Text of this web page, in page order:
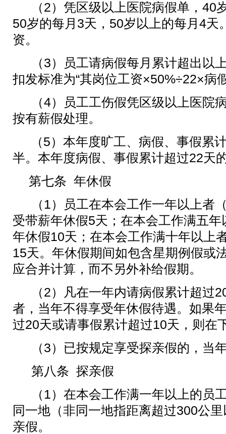
（2）凭区级以上医院病假单，40
50岁的每月 3天， 50岁以上的每月 4天
资。
（3）员工请病假每月累计超出以
扣发标准为“其岗位工资×50%÷22×病
（4）员工工伤假凭区级以上医院
按有薪假处理。
（5）本年度旷工、病假、事假累
半。本年度病假、事假累计超过22天
第七条 年休假
（ 1）员工在本会工作一年以上者
受带薪年休假5天；在本会工作满五
年休假10天；在本会工作满十年以上
15天。年休假期间如包含星期例假或
应合并计算，而不另外补给假期。
（2）凡在一年内请病假累计超过
者，当年不得享受年休假待遇。如果
过20天或请事假累计超过10天，则在
（3）已按规定享受探亲假的，当
第八条探亲假
（ 1）在本会工作满一年以上的员
同一地（非同一地指距离超过300公里
亲假。